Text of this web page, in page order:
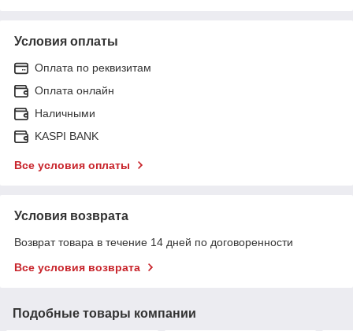
Условия оплаты
Оплата по реквизитам
Оплата онлайн
Наличными
KASPI BANK
Все условия оплаты
Условия возврата
Возврат товара в течение 14 дней по договоренности
Все условия возврата
Подобные товары компании